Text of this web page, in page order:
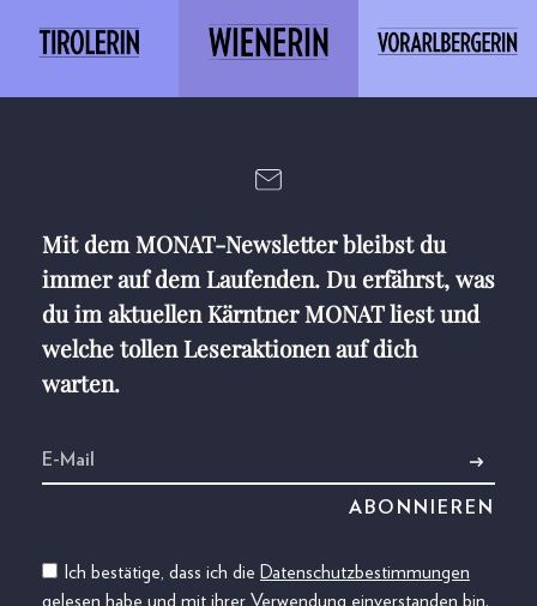
Mit dem MONAT-Newsletter bleibst du
immer auf dem Laufenden. Du erfährst, was
du im aktuellen Kärntner MONAT liest und
welche tollen Leseraktionen auf dich
warten.
Ich bestätige, dass ich die Datenschutzbestimmungen
gelesen habe und mit ihrer Verwendung einverstanden bin.